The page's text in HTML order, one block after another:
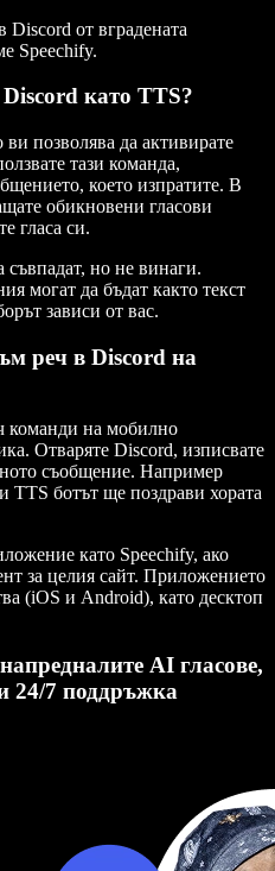
Discord от вградената
Speechify.
като TTS?
позволява да активирате
тази команда,
което изпратите. В
обикновени гласови
гласа си.
съвпадат, но не винаги.
могат да бъдат както текст
зависи от вас.
реч в Discord на
команди на мобилно
Отваряте Discord, изписвате
съобщение. Например
TTS ботът ще поздрави хората
като Speechify, ако
за целия сайт. Приложението
(iOS и Android), като десктоп
AI гласове,
24/7 поддръжка